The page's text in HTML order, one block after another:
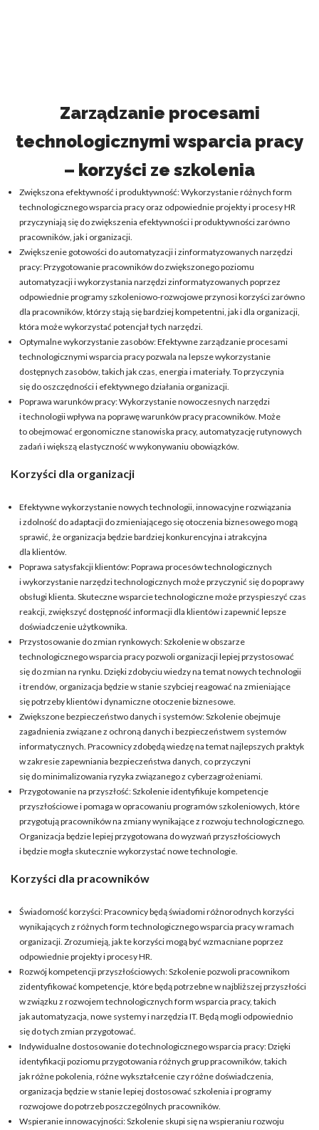
Zarządzanie procesami
technologicznymi wsparcia pracy
– korzyści ze szkolenia
Zwiększona efektywność i produktywność: Wykorzystanie różnych form
technologicznego wsparcia pracy oraz odpowiednie projekty i procesy HR
przyczyniają się do zwiększenia efektywności i produktywności zarówno
pracowników, jak i organizacji.
Zwiększenie gotowości do automatyzacji i zinformatyzowanych narzędzi
pracy: Przygotowanie pracowników do zwiększonego poziomu
automatyzacji i wykorzystania narzędzi zinformatyzowanych poprzez
odpowiednie programy szkoleniowo-rozwojowe przynosi korzyści zarówno
dla pracowników, którzy stają się bardziej kompetentni, jak i dla organizacji,
która może wykorzystać potencjał tych narzędzi.
Optymalne wykorzystanie zasobów: Efektywne zarządzanie procesami
technologicznymi wsparcia pracy pozwala na lepsze wykorzystanie
dostępnych zasobów, takich jak czas, energia i materiały. To przyczynia
się do oszczędności i efektywnego działania organizacji.
Poprawa warunków pracy: Wykorzystanie nowoczesnych narzędzi
i technologii wpływa na poprawę warunków pracy pracowników. Może
to obejmować ergonomiczne stanowiska pracy, automatyzację rutynowych
zadań i większą elastyczność w wykonywaniu obowiązków.
Korzyści dla organizacji
Efektywne wykorzystanie nowych technologii, innowacyjne rozwiązania
i zdolność do adaptacji do zmieniającego się otoczenia biznesowego mogą
sprawić, że organizacja będzie bardziej konkurencyjna i atrakcyjna
dla klientów.
Poprawa satysfakcji klientów: Poprawa procesów technologicznych
i wykorzystanie narzędzi technologicznych może przyczynić się do poprawy
obsługi klienta. Skuteczne wsparcie technologiczne może przyspieszyć czas
reakcji, zwiększyć dostępność informacji dla klientów i zapewnić lepsze
doświadczenie użytkownika.
Przystosowanie do zmian rynkowych: Szkolenie w obszarze
technologicznego wsparcia pracy pozwoli organizacji lepiej przystosować
się do zmian na rynku. Dzięki zdobyciu wiedzy na temat nowych technologii
i trendów, organizacja będzie w stanie szybciej reagować na zmieniające
się potrzeby klientów i dynamiczne otoczenie biznesowe.
Zwiększone bezpieczeństwo danych i systemów: Szkolenie obejmuje
zagadnienia związane z ochroną danych i bezpieczeństwem systemów
informatycznych. Pracownicy zdobędą wiedzę na temat najlepszych praktyk
w zakresie zapewniania bezpieczeństwa danych, co przyczyni
się do minimalizowania ryzyka związanego z cyberzagrożeniami.
Przygotowanie na przyszłość: Szkolenie identyfikuje kompetencje
przyszłościowe i pomaga w opracowaniu programów szkoleniowych, które
przygotują pracowników na zmiany wynikające z rozwoju technologicznego.
Organizacja będzie lepiej przygotowana do wyzwań przyszłościowych
i będzie mogła skutecznie wykorzystać nowe technologie.
Korzyści dla pracowników
Świadomość korzyści: Pracownicy będą świadomi różnorodnych korzyści
wynikających z różnych form technologicznego wsparcia pracy w ramach
organizacji. Zrozumieją, jak te korzyści mogą być wzmacniane poprzez
odpowiednie projekty i procesy HR.
Rozwój kompetencji przyszłościowych: Szkolenie pozwoli pracownikom
zidentyfikować kompetencje, które będą potrzebne w najbliższej przyszłości
w związku z rozwojem technologicznych form wsparcia pracy, takich
jak automatyzacja, nowe systemy i narzędzia IT. Będą mogli odpowiednio
się do tych zmian przygotować.
Indywidualne dostosowanie do technologicznego wsparcia pracy: Dzięki
identyfikacji poziomu przygotowania różnych grup pracowników, takich
jak różne pokolenia, różne wykształcenie czy różne doświadczenia,
organizacja będzie w stanie lepiej dostosować szkolenia i programy
rozwojowe do potrzeb poszczególnych pracowników.
Wspieranie innowacyjności: Szkolenie skupi się na wspieraniu rozwoju